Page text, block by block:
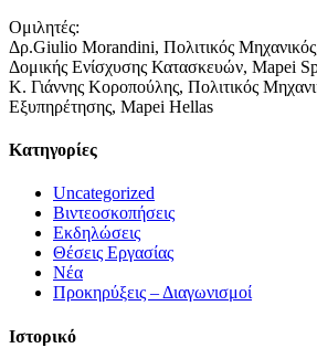
Ομιλητές:
Δρ.Giulio Morandini, Πολιτικός
Δομικής Ενίσχυσης Κατασκευών, Mapei
Κ. Γιάννης Κοροπούλης, Πολιτικός
Εξυπηρέτησης, Mapei Hellas
Kατηγορίες
Uncategorized
Βιντεοσκοπήσεις
Εκδηλώσεις
Θέσεις Εργασίας
Νέα
Προκηρύξεις – Διαγωνισμοί
Ιστορικό